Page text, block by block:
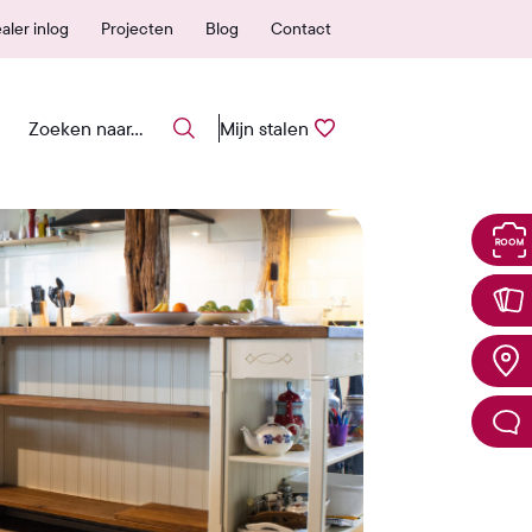
stalen aanvragen
inlog Projecten Blog Contact
Mijn stalen